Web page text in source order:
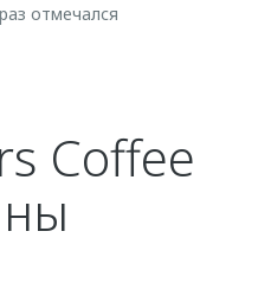
отмечался
Coffee